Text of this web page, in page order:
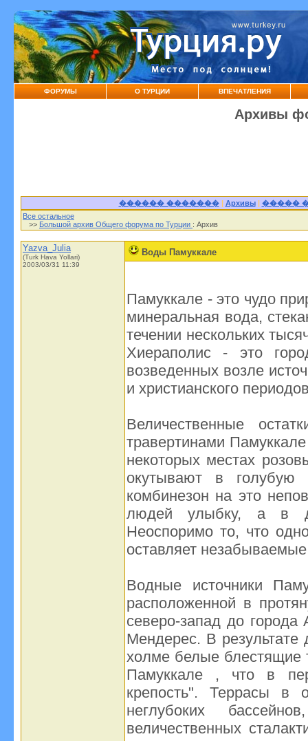
ФОРУМЫ О ТУРЦИИ ВПЕЧАТЛЕНИЯ
Архивы
������ �������| Архивы| �����
Все остальное
>> Большой архив Общего форума по Турции : Архив
Yazva_Julia
(Turk Hava Yollari)
2003/03/31 11:39
Воды Памуккале
Памуккале - это чудо
минеральная вода,
течении нескольких
Хиераполис - это
возведенных возле
и христианского
Величественные
травертинами
некоторых местах
окутывают в
комбинезон на это
людей улыбку, а в
Неоспоримо то, что
оставляет
Водные источники
расположенной в
северо-запад до
Мендерес. В
холме белые блестящие
Памуккале , что в
крепость". Террасы в
неглубоких
величественных